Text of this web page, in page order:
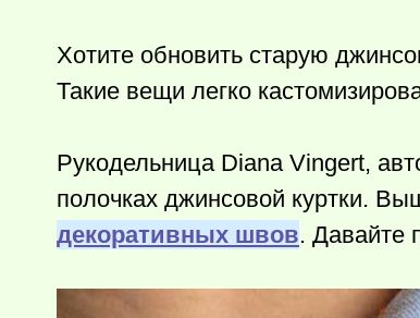
Хотите обновить старую
Такие вещи легко
Рукодельница Diana Vingert,
полочках джинсовой куртки.
декоративных швов. Давайте